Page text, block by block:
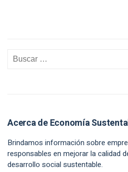
Acerca de Economía
Brindamos información sobre
responsables en mejorar la calidad
desarrollo social sustentable.